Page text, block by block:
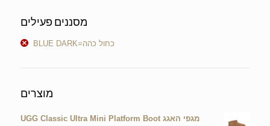
מסננים פעילים
BLUE DARK=כחול כהה
מוצרים
UGG Classic Ultra Mini Platform Boot מגפי האגג